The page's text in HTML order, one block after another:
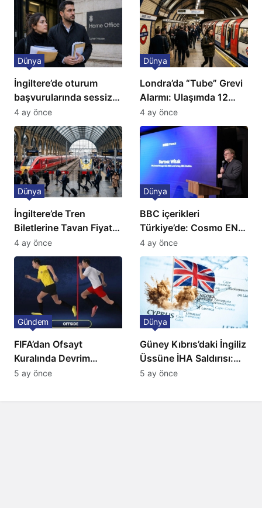
İngiltere’de oturum
başvurularında sessiz
kriz: Büyükelçilikten
açıklama!
Dünya
4 ay önce
Londra’da “Tube” Grevi
Alarmı: Ulaşımda 12
Günlük Kaos Kapıda
Dünya
4 ay önce
İngiltere’de Tren
Biletlerine Tavan Fiyat:
Ulaşımda Yeni
Düzenleme
Dünya
4 ay önce
BBC içerikleri
Türkiye’de: Cosmo EN
ve BBC Player yayında
Dünya
4 ay önce
FIFA’dan Ofsayt
Kuralında Devrim
Niteliğinde Onay
Gündem
5 ay önce
Güney Kıbrıs’daki İngiliz
Üssüne İHA Saldırısı:
Patlama, Sirenler ve
Dünya
5 ay önce